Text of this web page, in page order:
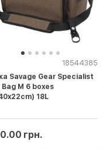
18544385
Savage Gear Specialist
Bag M 6 boxes
18L
грн.